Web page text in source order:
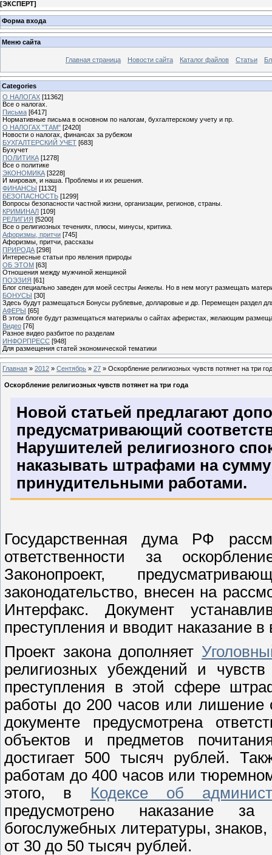
[ЭКСПЕРТ]
Форма входа
Меню сайта
Главная страница Новости сайта Каталог файлов Статьи
Categories
О НАЛОГАХ [11362]
Все о налогах.
Письма [6417]
Нормативные письма в основном по налогам, бухгалтерскому учету и пр.
О НАЛОГАХ "ТАМ" [2420]
Новости о налогах, финансах за рубежом
БУХГАЛТЕРСКИЙ УЧЕТ [683]
Бухучет
ПОЛИТИКА [1278]
Все о политике
ЭКОНОМИКА [3228]
И мировая, и наша. Проблемы и их решения.
ФИНАНСЫ [1132]
БЕЗОПАСНОСТЬ [1299]
Вопросы безопасности частной жизни, организации, регионов, страны.
КРИМИНАЛ [109]
РЕЛИГИЯ [5200]
Все о религиозных течениях, плюсы, минусы, критика.
Афоризмы, притчи [745]
Афоризмы, притчи, рассказы
ПРИРОДА [298]
Интересные статьи про явления природы
ОБ ЭТОМ [63]
Отношения между мужчиной женщиной
ПОЭЗИЯ [61]
Блог специально заведен для моей сестры Анжелы. Но в нем могут размещать
БОНУСЫ [30]
Здесь будут размещаться Бонусы рублевые, долларовые и др. Перемещен раздел
АФЕРЫ [65]
В этом блоге будут размещаться материалы о сайтах аферистах, желающим
Видео [76]
Разное видео разбитое по разделам
ИНФОРПРЕСС [948]
Для размещения статей экономической тематики
Главная » 2012 » Сентябрь » 27 » Оскорбление религиозных чувств потянет на три
Оскорбление религиозных чувств потянет на три года
Новой статьей предлагают
предусматривающий
Нарушителей религиозного
наказывать штрафами на
принудительными работами.
Государственная дума РФ
ответственности за
Законопроект,
законодательство, внесен на
Интерфакс. Документ
преступления и вводит наказание
Проект закона дополняет
религиозных убеждений и
преступления в этой сфере
работы до 200 часов или лишение
документе предусмотрена
объектов и предметов
достигает 500 тысяч рублей.
работам до 400 часов или
этого, в Кодексе об
предусмотрено наказание за
богослужебных литературы,
от 30 до 50 тысяч рублей.